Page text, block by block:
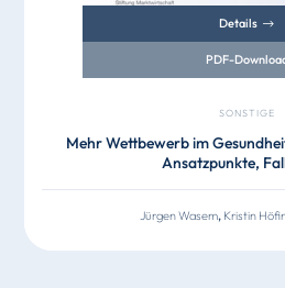
Details
PDF-
SONSTIGE
Mehr Wettbewerb im
Ansatzpunkte,
Jürgen Wasem, Kristin